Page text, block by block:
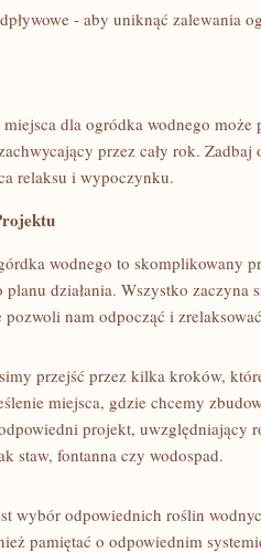
⁢-⁢ aby uniknąć ⁢zalewania
dla ogródka wodnego‍
przez cały⁤ rok.
‍relaksu i wypoczynku.
​wodnego to​ skomplikowany‍
działania. Wszystko ⁢zaczyna
nam odpocząć i
przejść przez kilka kroków,
miejsca, ⁢gdzie chcemy​
projekt, ‌uwzględniający
staw,‌ fontanna czy⁢ wodospad.
wybór⁢ odpowiednich ⁤roślin⁤
pamiętać o‌ odpowiednim